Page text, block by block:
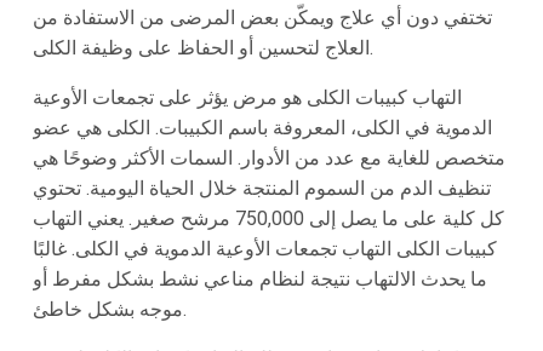
تختفي دون أي علاج ويمكّن بعض المرضى من الاستفادة من
العلاج لتحسين أو الحفاظ على وظيفة الكلى.
التهاب كبيبات الكلى هو مرض يؤثر على تجمعات الأوعية
الدموية في الكلى، المعروفة باسم الكبيبات. الكلى هي عضو
متخصص للغاية مع عدد من الأدوار. السمات الأكثر وضوحًا هي
تنظيف الدم من السموم المنتجة خلال الحياة اليومية. تحتوي
كل كلية على ما يصل إلى 750,000 مرشح صغير. يعني التهاب
كبيبات الكلى التهاب تجمعات الأوعية الدموية في الكلى. غالبًا
ما يحدث الالتهاب نتيجة لنظام مناعي نشط بشكل مفرط أو
موجه بشكل خاطئ.